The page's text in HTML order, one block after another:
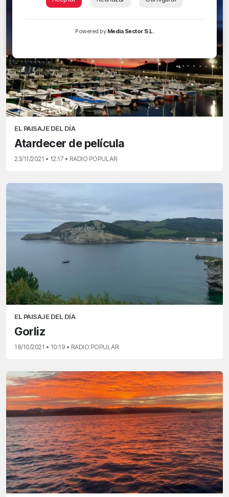
EL PAISAJE DEL DÍA
Atardecer de película
23/11/2021 • 12:17 • RADIO POPULAR
EL PAISAJE DEL DÍA
Gorliz
18/10/2021 • 10:19 • RADIO POPULAR
Powered by Media Sector S.L.